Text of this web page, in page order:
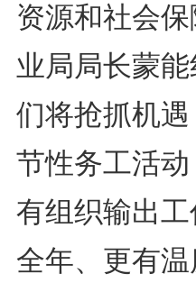
资源和社会
业局局长蒙
们将抢抓机
节性务工活
有组织输出
全年、更有温